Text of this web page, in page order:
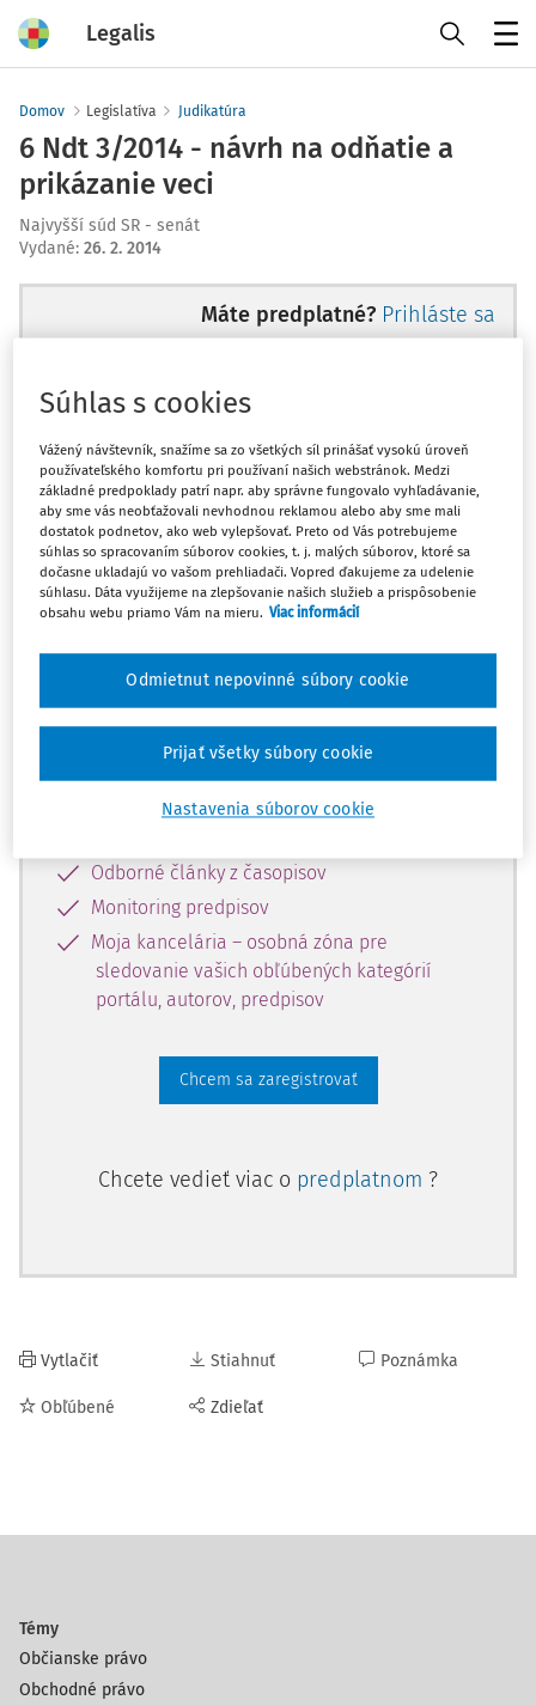
Legalis
Domov Legislatíva Judikatúra
6 Ndt 3/2014 - návrh na odňatie a
prikázanie veci
Najvyšší súd SR - senát
Vydané: 26. 2. 2014
Máte predplatné? Prihláste sa
Ups, zatiaľ ste si prečítali len
začiatok...
Celý odborný obsah z tejto oblasti je
dostupný predplatiteľom portálu.
Odomknite si prístup k odbornému
obsahu a získajte prístup na 10 dní
zdarma, stačí sa len zaregistrovať.
Vďaka registrácii získate prístup aj k
vybranému obsahu:
Odborné články z časopisov
Monitoring predpisov
Moja kancelária – osobná zóna pre
sledovanie vašich obľúbených kategórií
portálu, autorov, predpisov
Chcem sa zaregistrovať
Chcete vedieť viac o predplatnom ?
Vytlačiť
Obľúbené
Stiahnuť
Zdieľať
Poznámka
Témy
Občianske právo
Obchodné právo
Súhlas s cookies
Vážený návštevník, snažíme sa zo všetkých síl prinášať vysokú úroveň
používateľského komfortu pri používaní našich webstránok. Medzi
základné predpoklady patrí napr. aby správne fungovalo vyhľadávanie,
aby sme vás neobťažovali nevhodnou reklamou alebo aby sme mali
dostatok podnetov, ako web vylepšovať. Preto od Vás potrebujeme
súhlas so spracovaním súborov cookies, t. j. malých súborov, ktoré sa
dočasne ukladajú vo vašom prehliadači. Vopred ďakujeme za udelenie
súhlasu. Dáta využijeme na zlepšovanie našich služieb a prispôsobenie
obsahu webu priamo Vám na mieru. Viac informácií
Nastavenia súborov cookie
Odmietnut nepovinné súbory cookie
Prijať všetky súbory cookie